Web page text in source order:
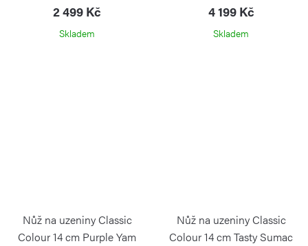
2 499 Kč
Skladem
4 199 Kč
Skladem
Nůž na uzeniny Classic
Colour 14 cm Purple Yam
Nůž na uzeniny Classic
Colour 14 cm Tasty Sumac